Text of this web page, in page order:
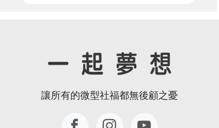
讓所有的微型社福都無後顧之憂